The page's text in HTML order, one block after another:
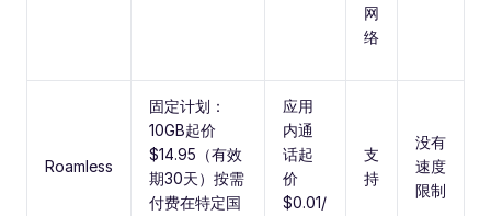
网
络
Roamless
固定计划：
10GB起价
$14.95（有效
期30天）按需
付费在特定国
应用
内通
话起
价
$0.01/
支
持
没有
速度
限制